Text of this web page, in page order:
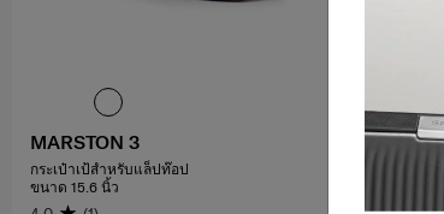
MARSTON 3
กระเป๋าเป้สำหรับแล็ปท๊อป
ขนาด 15.6 นิ้ว